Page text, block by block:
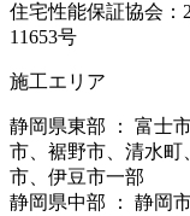
住宅性能保証協会：
11653号
施工エリア
静岡県東部 ： 富士
市、裾野市、清水町
市、伊豆市一部
静岡県中部 ： 静岡